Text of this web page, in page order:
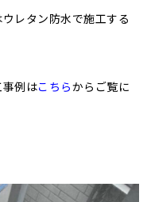
レタン防水で施工する
例はこちらからご覧に